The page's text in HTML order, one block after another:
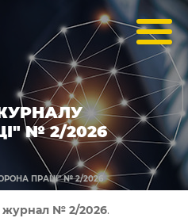
№ 2/2026
ПРАЦІ" № 2/2026
журнал № 2/2026.